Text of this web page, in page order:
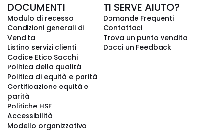
DOCUMENTI
Modulo di recesso
Condizioni generali di
Vendita
Listino servizi clienti
Codice Etico Sacchi
Politica della qualità
Politica di equità e parità
Certificazione equità e
parità
Politiche HSE
Accessibilità
Modello organizzativo
TI SERVE AIUTO?
Domande Frequenti
Contattaci
Trova un punto vendita
Dacci un Feedback